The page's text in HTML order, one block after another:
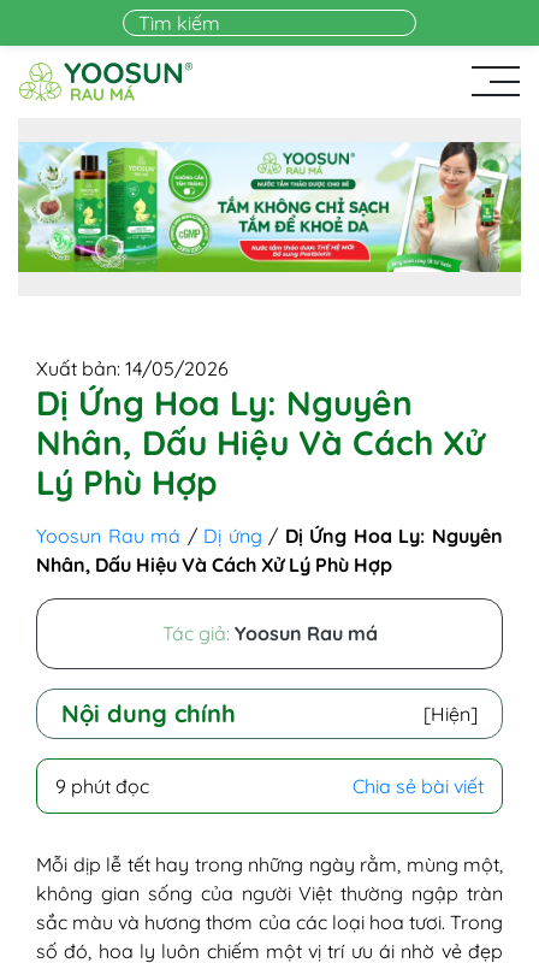
Skip to main content
Xuất bản: 14/05/2026
Dị Ứng Hoa Ly: Nguyên
Nhân, Dấu Hiệu Và Cách Xử
Lý Phù Hợp
Yoosun Rau má / Dị ứng / Dị Ứng Hoa Ly: Nguyên
Nhân, Dấu Hiệu Và Cách Xử Lý Phù Hợp
Tác giả: Yoosun Rau má
Nội dung chính [Hiện]
1. Phấn hoa khuếch tán trong không
2. Hương thơm nồng kích thích đường
thở
3. Nhựa hoa tiếp xúc trực tiếp với da
II. Các triệu chứng dị ứng hoa ly điển hình
9 phút đọc Chia sẻ bài viết
Mỗi dịp lễ tết hay trong những ngày rằm, mùng một,
không gian sống của người Việt thường ngập tràn
sắc màu và hương thơm của các loại hoa tươi. Trong
số đó, hoa ly luôn chiếm một vị trí ưu ái nhờ vẻ đẹp